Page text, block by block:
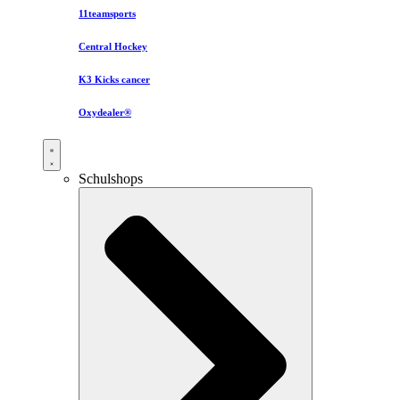
11teamsports
Central Hockey
K3 Kicks cancer
Oxydealer®
Schulshops